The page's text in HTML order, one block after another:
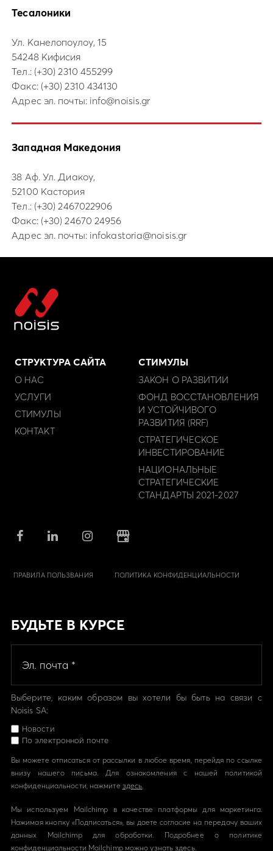
Тесалоники
Ул. Канелопоулоу, 15
54248 Кифисия
Тел.: (+30) 2310 455299
Факс: (+30) 2310 434130
Адрес эл. почты: info@noisis.gr
Западная Македония
38 Аф. Ул. Диакоу,
52100 Кастория
Тел.: (+30) 2467022906
Факс: (+30) 24670 24956
Адрес эл. почты: infokastoria@noisis.gr
СТРУКТУРА САЙТА
О НАС
УСЛУГИ
СТИМУЛЫ
КОНТАКТ
СТИМУЛЫ
ЗАКОН О РАЗВИТИИ
ФОНД ВОССТАНОВЛЕНИЯ
И УСТОЙЧИВОГО
РАЗВИТИЯ (RRF)
СТРАТЕГИЧЕСКОЕ
ИНВЕСТИРОВАНИЕ
НАЦИОНАЛЬНЫЕ
СТРАТЕГИЧЕСКИЕ
СТАНДАРТЫ 2021-2027
ПРАВИЛА ПОЛЬЗВАНИЯ ПОЛИТИКА КОНФИДЕНЦИАЛЬНОСТИ
БУДЬТЕ В КУРСЕ
Выберите, каким образом вы хотели бы быть на связи с
Noisis SA:
Новости
По электронной почте
Вы можете отписаться от рассылки в любое время, перейдя по ссылке
внизу нашего письма. Для ознакомления с нашей политикой
конфиденциальности, нажмите здесь
Мы используем Mailchimp в качестве платформы для маркетинга.
Нажимая кнопку «Подписаться», вы даете согласие на передачу ваших
данных Mailchimp для обработки. Подробнее о политике
конфиденциальности Mailchimp можно узнать здесь.